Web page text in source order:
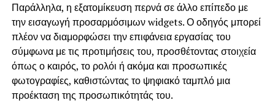
Παράλληλα, η εξατομίκευση περνά σε άλλο επίπεδο με
την εισαγωγή προσαρμόσιμων widgets. Ο οδηγός μπορεί
πλέον να διαμορφώσει την επιφάνεια εργασίας του
σύμφωνα με τις προτιμήσεις του, προσθέτοντας στοιχεία
όπως ο καιρός, το ρολόι ή ακόμα και προσωπικές
φωτογραφίες, καθιστώντας το ψηφιακό ταμπλό μια
προέκταση της προσωπικότητάς του.